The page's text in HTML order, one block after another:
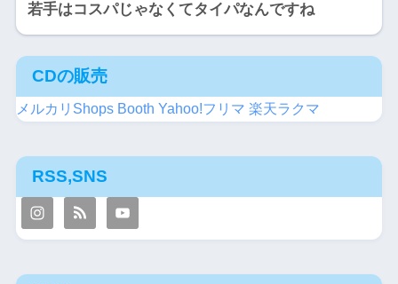
若手はコスパじゃなくてタイパなんですね
CDの販売
メルカリShops Booth Yahoo!フリマ 楽天ラクマ
RSS,SNS